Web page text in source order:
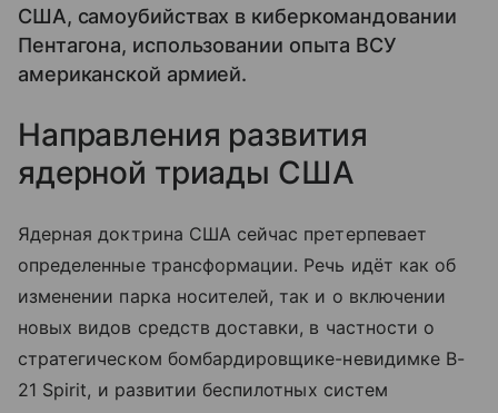
США, самоубийствах в киберкомандовании
Пентагона, использовании опыта ВСУ
американской армией.
Направления развития
ядерной триады США
Ядерная доктрина США сейчас претерпевает
определенные трансформации. Речь идёт как об
изменении парка носителей, так и о включении
новых видов средств доставки, в частности о
стратегическом бомбардировщике-невидимке B-
21 Spirit, и развитии беспилотных систем